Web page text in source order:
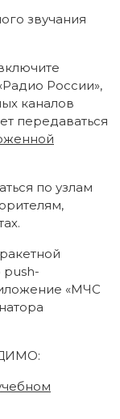
звучания
России»,
каналов
передаваться
по узлам
push-
«МЧС